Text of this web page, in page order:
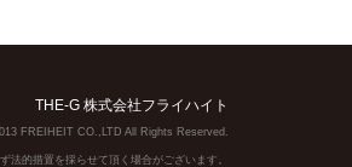
THE-G 株式会社フライハイト
FREIHEIT CO.,LTD All Rights Reserved.
法的措置を採らせて頂く場合がございます。